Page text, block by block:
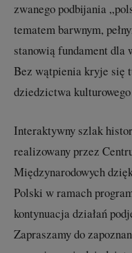
zwanego podbijania
tematem barwnym,
stanowią fundament dla
Bez wątpienia kryje się
dziedzictwa
Interaktywny szlak
realizowany przez
Międzynarodowych
Polski w ramach
kontynuacja działań
Zapraszamy do